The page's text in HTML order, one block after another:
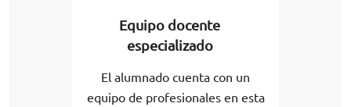
Equipo docente
especializado
El alumnado cuenta con un
equipo de profesionales en esta